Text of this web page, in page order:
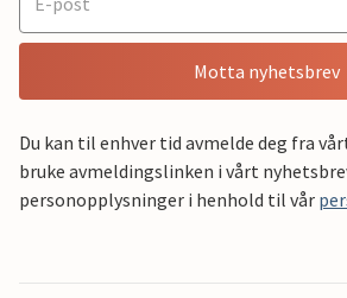
Motta nyhetsbrev
Du kan til enhver tid avmelde deg fra
bruke avmeldingslinken i vårt
personopplysninger i henhold til vår